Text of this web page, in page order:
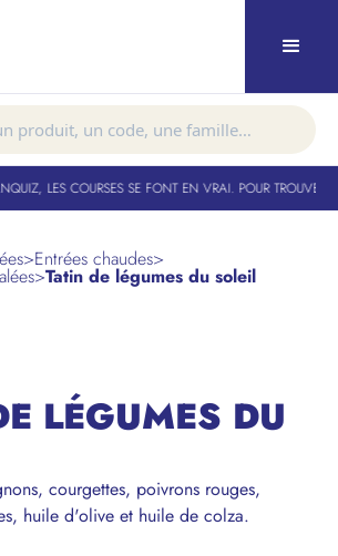
LES COURSES SE FONT EN VRAI. POUR TROUVER
>Entrées chaudes>
>Tatin de légumes du soleil
LÉGUMES DU
courgettes, poivrons rouges,
huile d'olive et huile de colza.